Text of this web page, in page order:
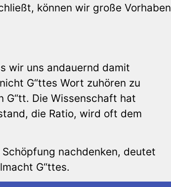
können wir große Vorhaben
wir uns andauernd damit
G“ttes Wort zuhören zu
G“tt. Die Wissenschaft hat
die Ratio, wird oft dem
nachdenken, deutet
G“ttes.